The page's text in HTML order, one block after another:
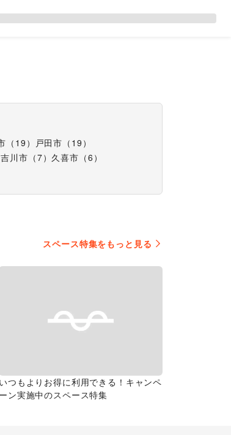
（ 19 ） 戸田市 （ 19 ）
吉川市 （7） 久喜市 （6 ）
スペース特集をもっと見る
いつもよりお得に利用できる！キャンペ
ーン実施中のスペース特集